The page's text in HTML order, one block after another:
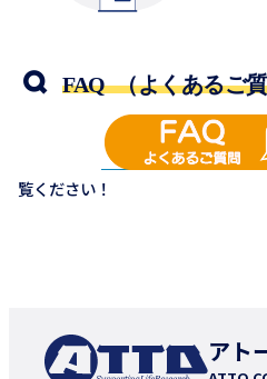
FAQ （よくあるご
覧ください！
アト